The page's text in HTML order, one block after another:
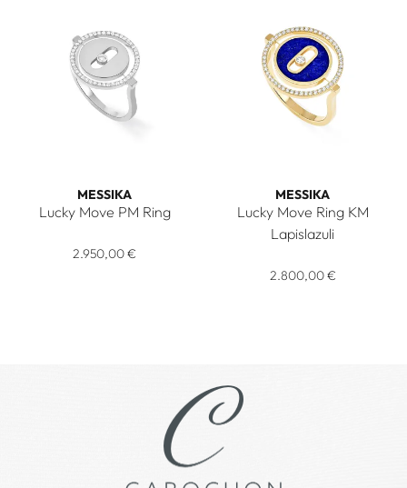
MESSIKA
Lucky Move PM Ring
Messika Lucky Move PM Ring, Ref: 07470-WG, Preis:
2.950,00 €
MESSIKA
Lucky Move Ring KM
Lapislazuli
2.800,00 €